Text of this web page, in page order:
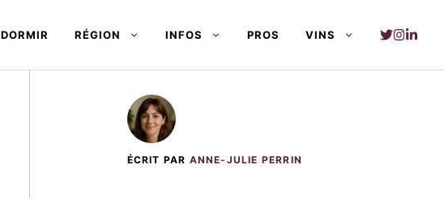
DORMIR RÉGION INFOS PROS VINS
ÉCRIT PAR ANNE-JULIE PERRIN